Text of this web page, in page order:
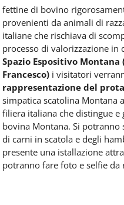
fettine di bovino
provenienti da animali di
italiane che rischiava di
processo di valorizzazione
Spazio Espositivo Montana
Francesco) i visitatori
rappresentazione del
simpatica scatolina Montana
filiera italiana che distingue e
bovina Montana. Si
di carni in scatola e degli
presente una istallazione
potranno fare foto e selfie da